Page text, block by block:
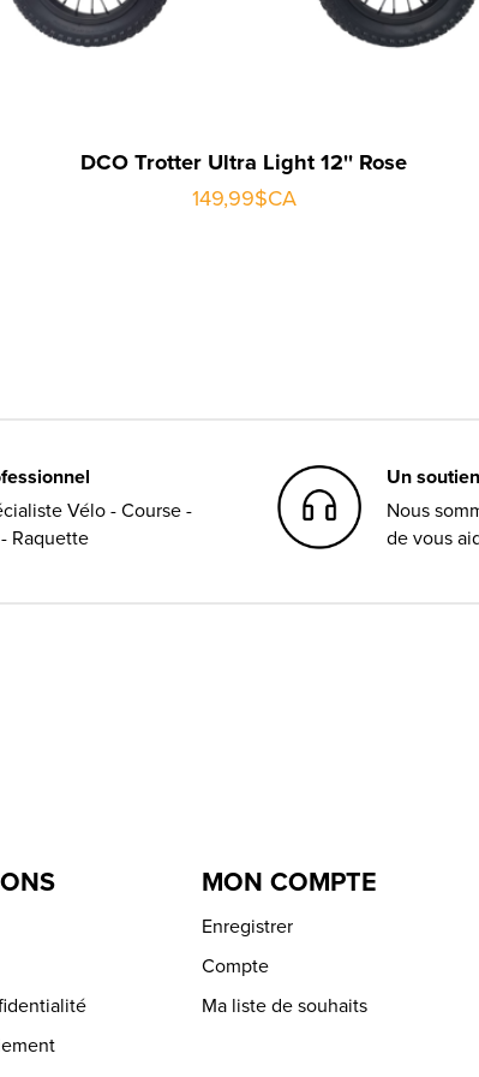
DCO Trotter Ultra Light 12'' Rose
149,99$CA
Vélo - Course -
Raquette
Un
Nous
de vous
MON COMPTE
Enregistrer
Compte
Ma liste de souhaits